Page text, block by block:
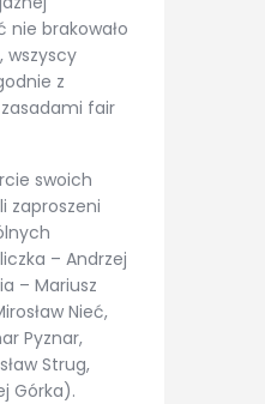
brakowało
wszyscy
z
fair
swoich
zaproszeni
– Andrzej
– Mariusz
Nieć,
Pyznar,
Strug,
Górka).